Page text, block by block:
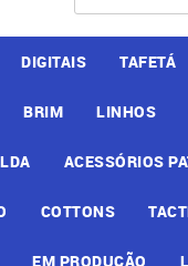
DIGITAIS TAFETÁ
BRIM LINHOS
ACESSÓRIOS
COTTONS
EM PRODUÇÃO